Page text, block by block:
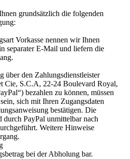
grundsätzlich die folgenden
Vorkasse nennen wir Ihnen
separater E-Mail und liefern die
über den Zahlungsdienstleister
Cie, S.C.A, 22-24 Boulevard Royal,
bezahlen zu können, müssen
sich mit Ihren Zugangsdaten
bestätigen. Die
PayPal unmittelbar nach
Weitere Hinweise
bei der Abholung bar.